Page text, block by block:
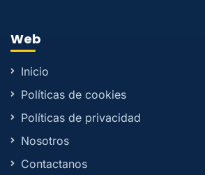
Web
Inicio
Políticas de cookies
Políticas de privacidad
Nosotros
Contactanos